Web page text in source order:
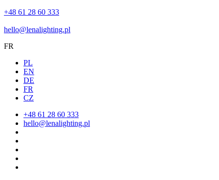
+48 61 28 60 333
hello@lenalighting.pl
FR
PL
EN
DE
FR
CZ
+48 61 28 60 333
hello@lenalighting.pl